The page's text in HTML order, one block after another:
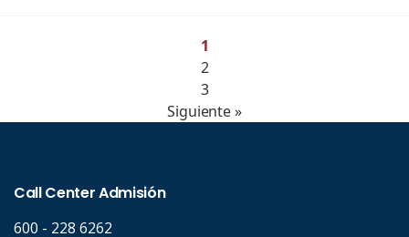
1
2
3
Siguiente »